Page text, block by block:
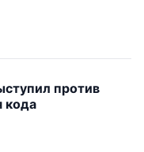
против
кода